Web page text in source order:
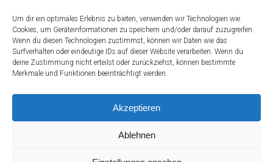
Um dir ein optimales Erlebnis zu bieten, verwenden wir Technologien wie
Cookies, um Geräteinformationen zu speichern und/oder darauf zuzugreifen.
Wenn du diesen Technologien zustimmst, können wir Daten wie das
Surfverhalten oder eindeutige IDs auf dieser Website verarbeiten. Wenn du
deine Zustimmung nicht erteilst oder zurückziehst, können bestimmte
Merkmale und Funktionen beeinträchtigt werden.
Akzeptieren
Ablehnen
Zahlung & Versand
Erklärung zur Barrierefreiheit
Vertrag widerrufen